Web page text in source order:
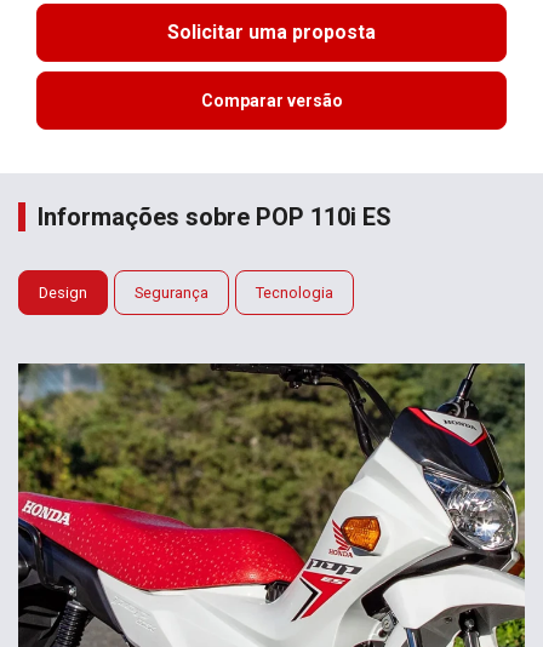
Solicitar uma proposta
Comparar versão
Informações sobre POP 110i ES
Design Segurança Tecnologia